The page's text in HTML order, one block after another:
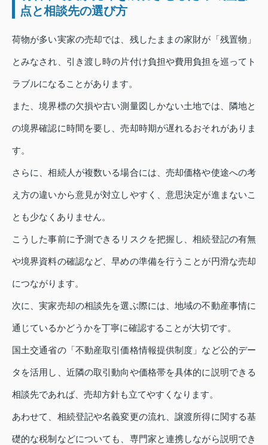
点と相談先の選び方
荷物が多い実家の売却では、残したままの家財が「残置物」
とみなされ、引き渡し時の片付け負担や費用負担を巡ってト
ラブルになることがあります。
また、境界標の欠損や古い測量図しかない土地では、隣地と
の境界確認に時間を要し、売却時期が遅れるおそれがありま
す。
さらに、相続人が複数いる場合には、売却価格や使途への考
え方の違いから意見が対立しやすく、意思決定が進まないこ
とも少なくありません。
こうした事前に予測できるリスクを把握し、相続登記の有無
や境界資料の確認など、早めの準備を行うことが円滑な売却
につながります。
次に、実家売却の相談先を選ぶ際には、地域の不動産事情に
通じているかどうかを丁寧に確認することが大切です。
国土交通省の「不動産取引価格情報提供制度」など公的デー
タを活用し、近隣の取引動向や価格帯を具体的に説明できる
相談先であれば、売却方針も立てやすくなります。
あわせて、相続登記や名義変更の流れ、譲渡所得に関する基
礎的な税制などについても、専門家と連携しながら説明でき